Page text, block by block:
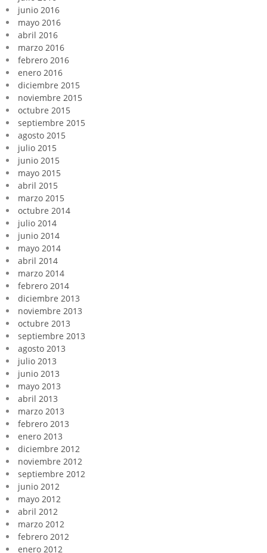
junio 2016
mayo 2016
abril 2016
marzo 2016
febrero 2016
enero 2016
diciembre 2015
noviembre 2015
octubre 2015
septiembre 2015
agosto 2015
julio 2015
junio 2015
mayo 2015
abril 2015
marzo 2015
octubre 2014
julio 2014
junio 2014
mayo 2014
abril 2014
marzo 2014
febrero 2014
diciembre 2013
noviembre 2013
octubre 2013
septiembre 2013
agosto 2013
julio 2013
junio 2013
mayo 2013
abril 2013
marzo 2013
febrero 2013
enero 2013
diciembre 2012
noviembre 2012
septiembre 2012
junio 2012
mayo 2012
abril 2012
marzo 2012
febrero 2012
enero 2012